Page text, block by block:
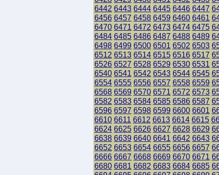
6442 6443 6444 6445 6446 6447
6456 6457 6458 6459 6460 6461
6470 6471 6472 6473 6474 6475
6484 6485 6486 6487 6488 6489
6498 6499 6500 6501 6502 6503
6512 6513 6514 6515 6516 6517
6526 6527 6528 6529 6530 6531
6540 6541 6542 6543 6544 6545
6554 6555 6556 6557 6558 6559
6568 6569 6570 6571 6572 6573
6582 6583 6584 6585 6586 6587
6596 6597 6598 6599 6600 6601
6610 6611 6612 6613 6614 6615
6624 6625 6626 6627 6628 6629
6638 6639 6640 6641 6642 6643
6652 6653 6654 6655 6656 6657
6666 6667 6668 6669 6670 6671
6680 6681 6682 6683 6684 6685